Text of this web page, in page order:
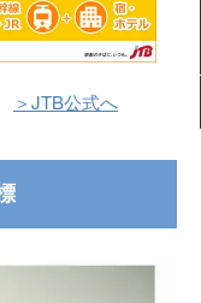
＞JTB公式へ